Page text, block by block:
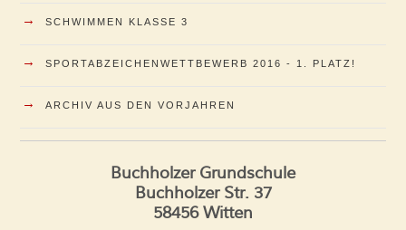
→ SCHWIMMEN KLASSE 3
→ SPORTABZEICHENWETTBEWERB 2016 - 1. PLATZ!
→ ARCHIV AUS DEN VORJAHREN
Buchholzer Grundschule
Buchholzer Str. 37
58456 Witten